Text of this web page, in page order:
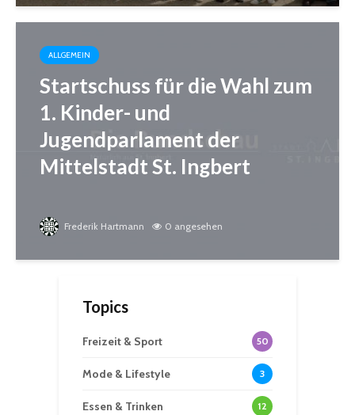
ALLGEMEIN
Startschuss für die Wahl zum
1. Kinder- und
Jugendparlament der
Mittelstadt St. Ingbert
Frederik Hartmann 0 angesehen
Topics
Freizeit & Sport 50
Mode & Lifestyle 3
Essen & Trinken 12